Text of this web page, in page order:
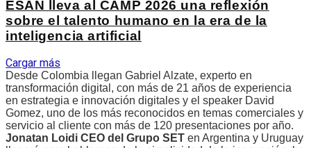
ESAN lleva al CAMP 2026 una reflexión
sobre el talento humano en la era de la
inteligencia artificial
Cargar más
Desde Colombia llegan Gabriel Alzate, experto en
transformación digital, con más de 21 años de experiencia
en estrategia e innovación digitales y el speaker David
Gomez, uno de los más reconocidos en temas comerciales y
servicio al cliente con más de 120 presentaciones por año.
Jonatan Loidi CEO del Grupo SET en Argentina y Uruguay